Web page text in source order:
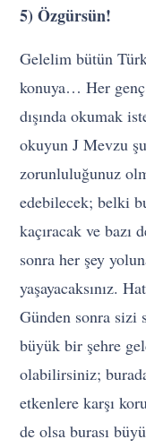
5) Özgürsün!
Gelelim bütün
konuya… Her genç
dışında okumak
okuyun J Mevzu
zorunluluğunuz
edebilecek; belki
kaçıracak ve bazı
sonra her şey
yaşayacaksınız.
Günden sonra sizi
büyük bir şehre
olabilirsiniz;
etkenlere karşı
de olsa burası